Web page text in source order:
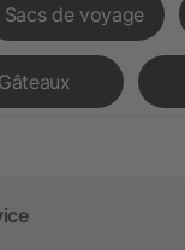
Sacs de voyage